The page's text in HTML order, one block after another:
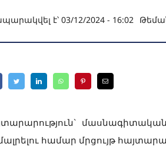
է՝ 03/12/2024 - 16:02
համար մրցույթ